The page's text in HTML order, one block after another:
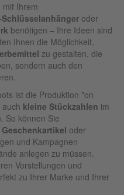
mit Ihrem
Schlüsselanhänger oder
benötigen – Ihre Ideen sind
Ihnen die Möglichkeit,
zu gestalten, die
sondern auch den
ist die Produktion "on
kleine Stückzahlen im
So können Sie
Geschenkartikel oder
und Kampagnen
anlegen zu müssen.
Vorstellungen und
zu Ihrer Marke und Ihrer